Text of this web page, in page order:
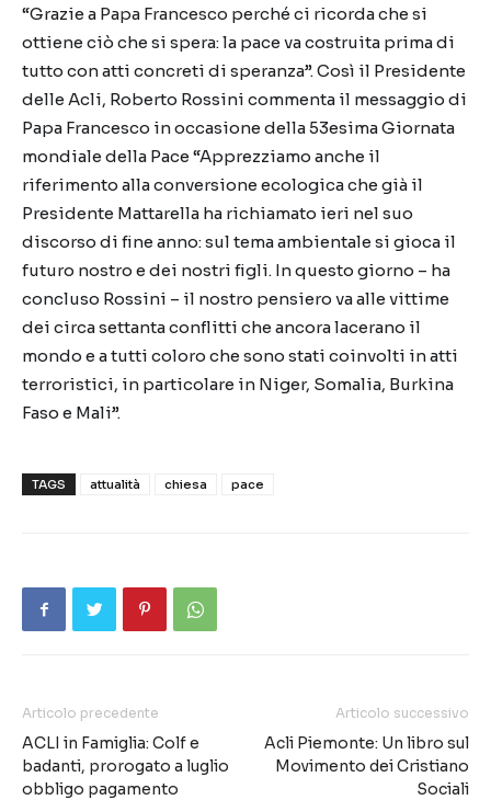
“Grazie a Papa Francesco perché ci ricorda che si
ottiene ciò che si spera: la pace va costruita prima di
tutto con atti concreti di speranza”. Così il Presidente
delle Acli, Roberto Rossini commenta il messaggio di
Papa Francesco in occasione della 53esima Giornata
mondiale della Pace“Apprezziamo anche il
riferimento alla conversione ecologica che già il
Presidente Mattarella ha richiamato ieri nel suo
discorso di fine anno: sul tema ambientale si gioca il
futuro nostro e dei nostri figli. In questo giorno – ha
concluso Rossini – il nostro pensiero va alle vittime
dei circa settanta conflitti che ancora lacerano il
mondo e a tutti coloro che sono stati coinvolti in atti
terroristici, in particolare in Niger, Somalia, Burkina
Faso e Mali”.
TAGS attualità chiesa pace
Articolo precedente
ACLI in Famiglia: Colf e
badanti, prorogato a luglio
obbligo pagamento
Articolo successivo
Acli Piemonte: Un libro sul
Movimento dei Cristiano
Sociali